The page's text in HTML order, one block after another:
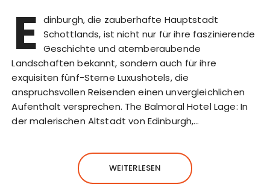
E dinburgh, die zauberhafte Hauptstadt
Schottlands, ist nicht nur für ihre faszinierende
Geschichte und atemberaubende
Landschaften bekannt, sondern auch für ihre
exquisiten fünf-Sterne Luxushotels, die
anspruchsvollen Reisenden einen unvergleichlichen
Aufenthalt versprechen. The Balmoral Hotel Lage: In
der malerischen Altstadt von Edinburgh,…
WEITERLESEN